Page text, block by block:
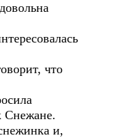
что
Снежане.
и,